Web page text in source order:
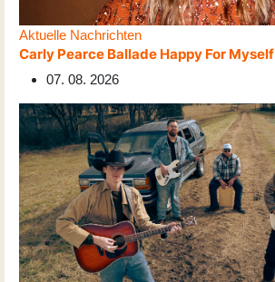
Aktuelle Nachrichten
Carly Pearce Ballade Happy For Myself
07. 08. 2026